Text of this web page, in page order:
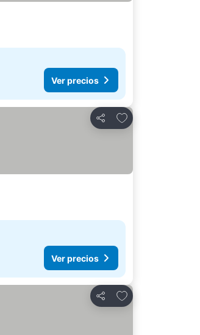
Ver precios
Compartir
Agregar a favoritos
Ver precios
Compartir
Agregar a favoritos